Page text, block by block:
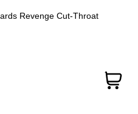
Revenge Cut-Throat